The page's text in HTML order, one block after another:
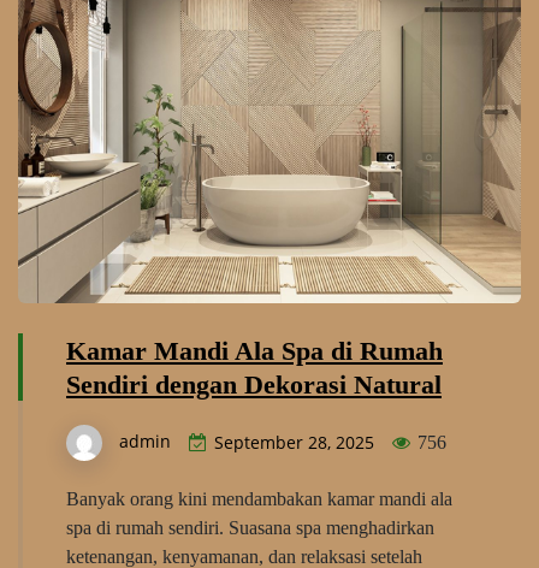
Kamar Mandi Ala Spa di Rumah
Sendiri dengan Dekorasi Natural
admin September 28, 2025 756
Banyak orang kini mendambakan kamar mandi ala
spa di rumah sendiri. Suasana spa menghadirkan
ketenangan, kenyamanan, dan relaksasi setelah